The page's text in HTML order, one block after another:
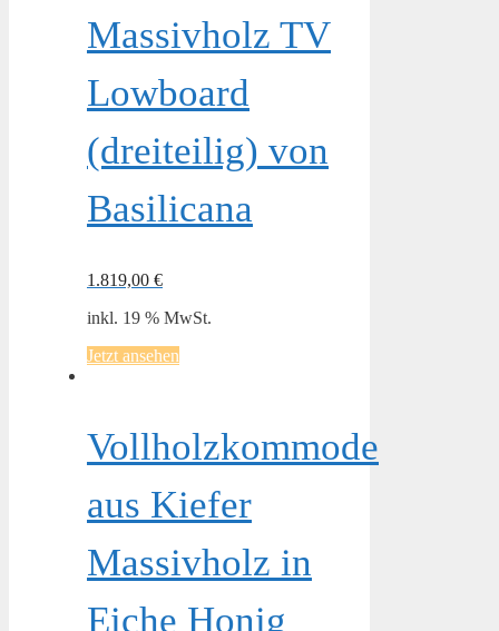
Massivholz TV
Lowboard
(dreiteilig) von
Basilicana
1.819,00 €
inkl. 19 % MwSt.
Jetzt ansehen
Vollholzkommode
aus Kiefer
Massivholz in
Eiche Honig